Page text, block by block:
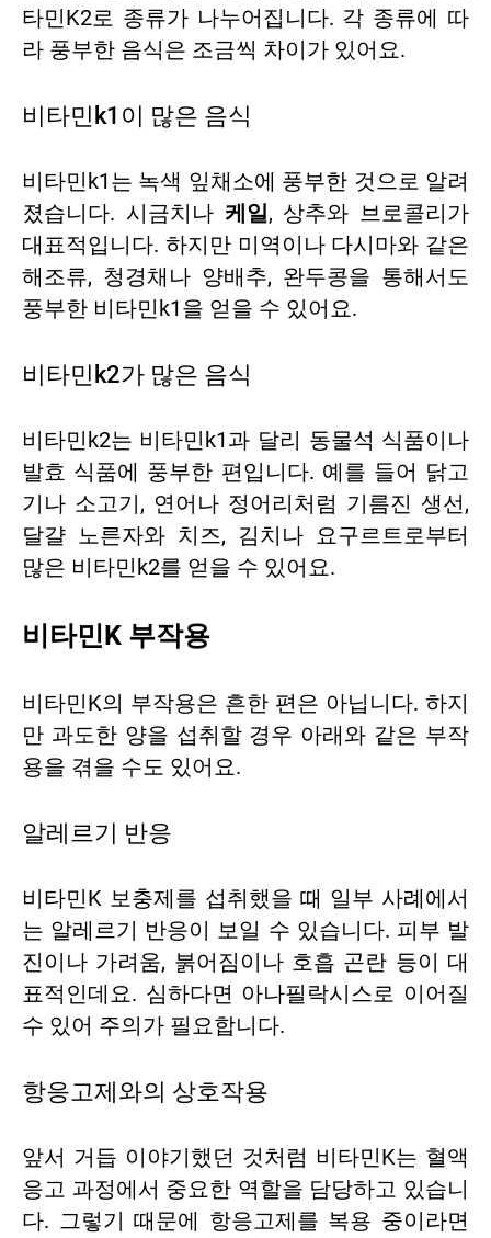
타민K2로 종류가 나누어집니다. 각 종류에 따
라 풍부한 음식은 조금씩 차이가 있어요.
비타민k1이 많은 음식
비타민k1는 녹색 잎채소에 풍부한 것으로 알려
졌습니다. 시금치나 케일, 상추와 브로콜리가
대표적입니다. 하지만 미역이나 다시마와 같은
해조류, 청경채나 양배추, 완두콩을 통해서도
풍부한 비타민k1을 얻을 수 있어요.
비타민k2가 많은 음식
비타민k2는 비타민k1과 달리 동물석 식품이나
발효 식품에 풍부한 편입니다. 예를 들어 닭고
기나 소고기, 연어나 정어리처럼 기름진 생선,
달걀 노른자와 치즈, 김치나 요구르트로부터
많은 비타민k2를 얻을 수 있어요.
비타민K 부작용
비타민K의 부작용은 흔한 편은 아닙니다. 하지
만 과도한 양을 섭취할 경우 아래와 같은 부작
용을 겪을 수도 있어요.
알레르기 반응
비타민K 보충제를 섭취했을 때 일부 사례에서
는 알레르기 반응이 보일 수 있습니다. 피부 발
진이나 가려움, 붉어짐이나 호흡 곤란 등이 대
표적인데요. 심하다면 아나필락시스로 이어질
수 있어 주의가 필요합니다.
항응고제와의 상호작용
앞서 거듭 이야기했던 것처럼 비타민K는 혈액
응고 과정에서 중요한 역할을 담당하고 있습니
다. 그렇기 때문에 항응고제를 복용 중이라면